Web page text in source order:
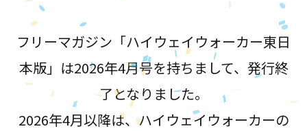
フリーマガジン「ハイウェイウォーカー東日
本版」は2026年4月号を持ちまして、発行終
了となりました。
2026年4月以降は、ハイウェイウォーカーの